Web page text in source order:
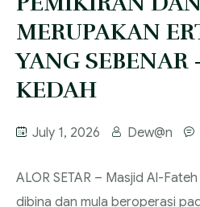
MERUPAKAN
YANG SEBENAR
KEDAH
July 1, 2026 Dew@n
‎ALOR SETAR – Masjid Al-
dibina dan mula beroperasi